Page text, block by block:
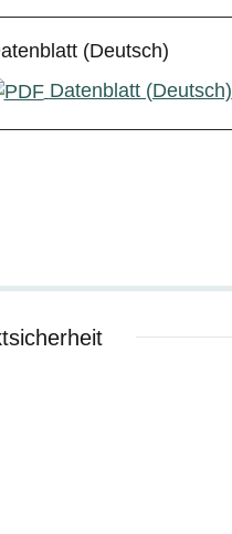
(Deutsch)
Datenblatt (Deutsch)